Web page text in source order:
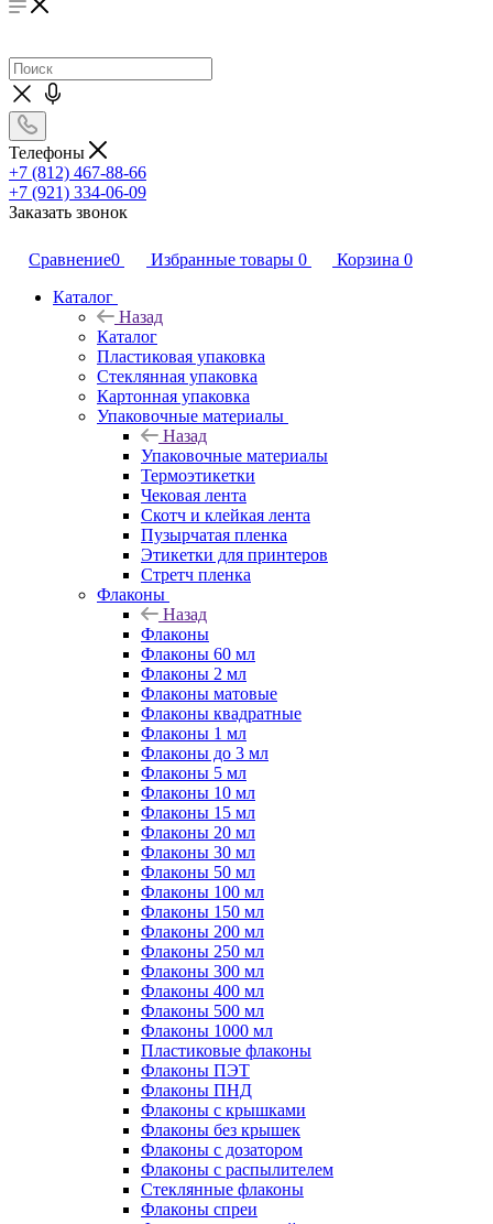
Телефоны
+7 (812) 467-88-66
+7 (921) 334-06-09
Заказать звонок
Сравнение0 Избранные товары 0 Корзина 0
Каталог
Назад
Каталог
Пластиковая упаковка
Стеклянная упаковка
Картонная упаковка
Упаковочные материалы
Назад
Упаковочные материалы
Термоэтикетки
Чековая лента
Скотч и клейкая лента
Пузырчатая пленка
Этикетки для принтеров
Стретч пленка
Флаконы
Назад
Флаконы
Флаконы 60 мл
Флаконы 2 мл
Флаконы матовые
Флаконы квадратные
Флаконы 1 мл
Флаконы до 3 мл
Флаконы 5 мл
Флаконы 10 мл
Флаконы 15 мл
Флаконы 20 мл
Флаконы 30 мл
Флаконы 50 мл
Флаконы 100 мл
Флаконы 150 мл
Флаконы 200 мл
Флаконы 250 мл
Флаконы 300 мл
Флаконы 400 мл
Флаконы 500 мл
Флаконы 1000 мл
Пластиковые флаконы
Флаконы ПЭТ
Флаконы ПНД
Флаконы с крышками
Флаконы без крышек
Флаконы с дозатором
Флаконы с распылителем
Стеклянные флаконы
Флаконы cпреи